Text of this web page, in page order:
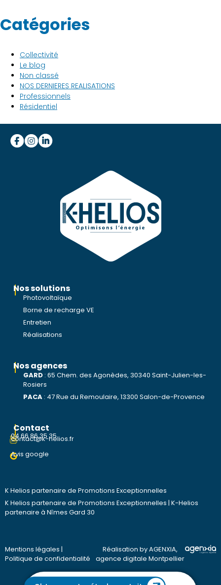
Catégories
Collectivité
Le blog
Non classé
NOS DERNIERES REALISATIONS
Professionnels
Résidentiel
Nos solutions
Photovoltaïque
Borne de recharge VE
Entretien
Réalisations
Nos agences
GARD : 65 Chem. des Agonèdes, 30340 Saint-Julien-les-
Rosiers
PACA : 47 Rue du Remoulaire, 13300 Salon-de-Provence
Contact
04 66 86 35 35
contact@k-helios.fr
Avis google
K Helios partenaire de Promotions Exceptionnelles
K Helios partenaire de Promotions Exceptionnelles | K-Helios
partenaire à Nîmes Gard 30
Mentions légales |
Politique de confidentialité
Réalisation by AGENXIA,
agence digitale Montpellier